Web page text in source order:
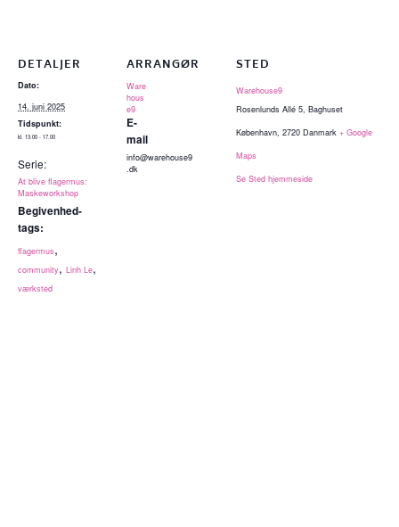
DETALJER
Dato:
14. juni 2025
Tidspunkt:
kl. 13.00 - 17.00
Serie:
At blive flagermus:
Maskeworkshop
Begivenhed-
tags:
flagermus,
community, Linh Le,
værksted
ARRANGØR
Ware
hous
e9
E-
mail
info@warehouse9
.dk
STED
Warehouse9
Rosenlunds Allé 5, Baghuset
København, 2720 Danmark + Google
Maps
Se Sted hjemmeside